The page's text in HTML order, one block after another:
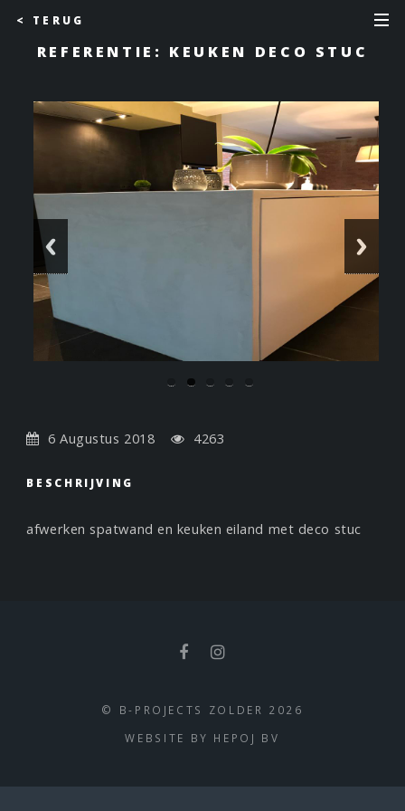
< TERUG
REFERENTIE: KEUKEN DECO STUC
6 Augustus 2018 4263
BESCHRIJVING
afwerken spatwand en keuken eiland met deco stuc
© B-PROJECTS ZOLDER 2026
WEBSITE BY HEPOJ BV